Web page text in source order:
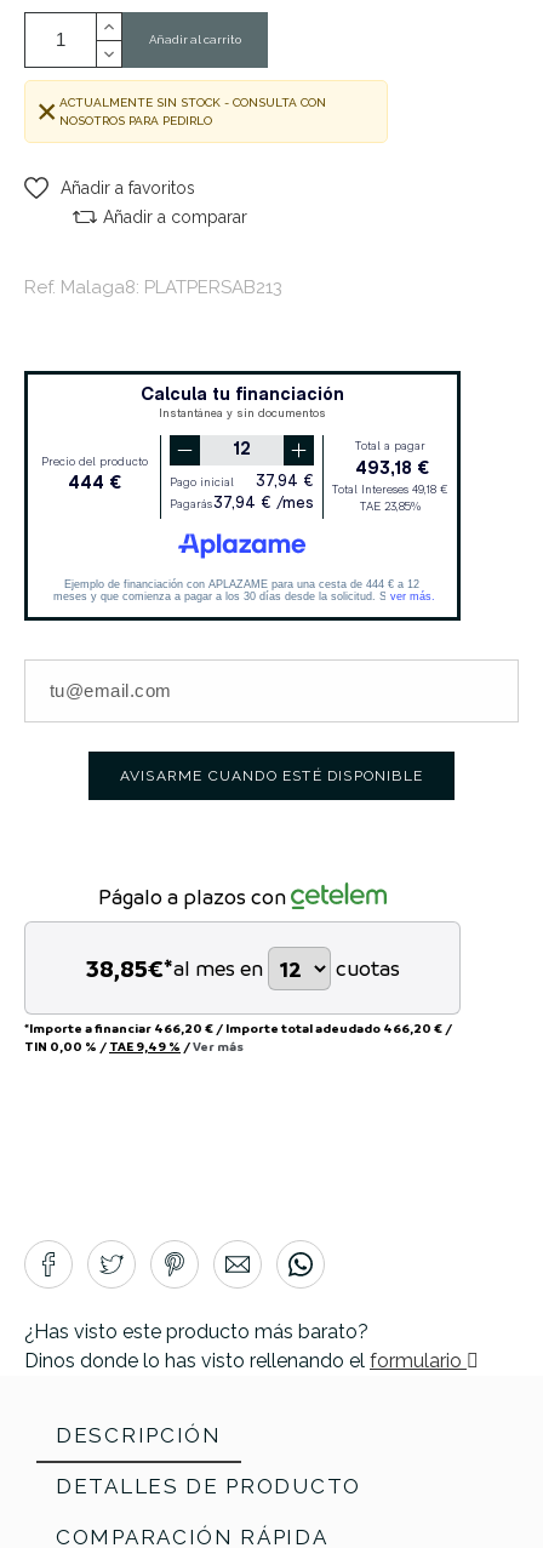
Añadir al carrito
ACTUALMENTE SIN STOCK - CONSULTA CON
NOSOTROS PARA PEDIRLO
Añadir a favoritos
Añadir a comparar
Ref. Malaga8: PLATPERSAB213
AVISARME CUANDO ESTÉ DISPONIBLE
Págalo a plazos con
38,85€*al mes en cuotas
*Importe a financiar 466,20 € / Importe total adeudado 466,20 € /
TIN 0,00 % / TAE 9,49 % /Ver más
¿Has visto este producto más barato?
Dinos donde lo has visto rellenando el formulario
DESCRIPCIÓN
DETALLES DE PRODUCTO
COMPARACIÓN RÁPIDA